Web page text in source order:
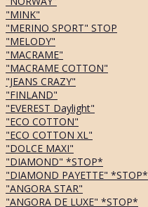
"MINK"
"MERINO SPORT" STOP
"MELODY"
"MACRAME"
"MACRAME COTTON"
"JEANS CRAZY"
"FINLAND"
"EVEREST Daylight"
"ECO COTTON"
"ECO COTTON XL"
"DOLCE MAXI"
"DIAMOND" *STOP*
"DIAMOND PAYETTE" *STOP*
"ANGORA STAR"
"ANGORA DE LUXE" *STOP*